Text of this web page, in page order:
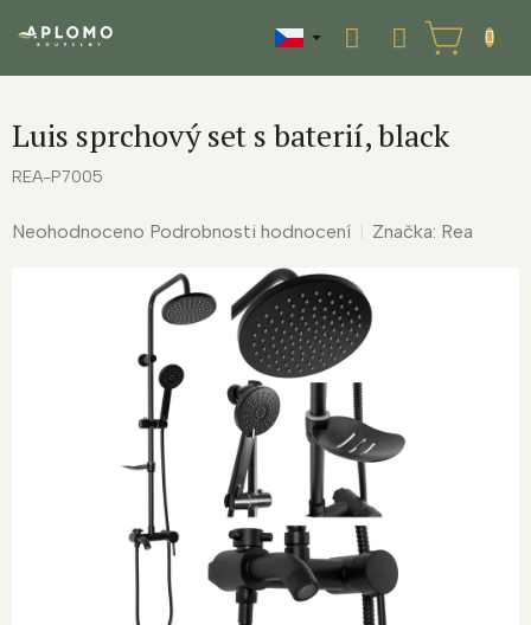
NÁKUPNÍ
KOŠÍK
Luis sprchový set s baterií, black
REA-P7005
Průměrné
Neohodnoceno Podrobnosti hodnocení Značka: Rea